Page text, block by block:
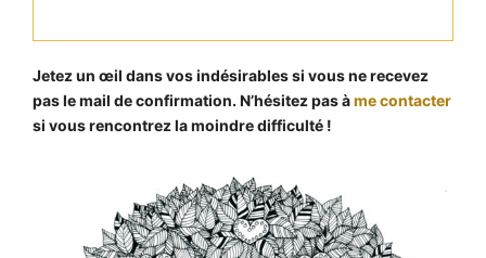
Jetez un œil dans vos indésirables si vous ne recevez
pas le mail de confirmation. N’hésitez pas àme contacter
si vous rencontrez la moindre difficulté !